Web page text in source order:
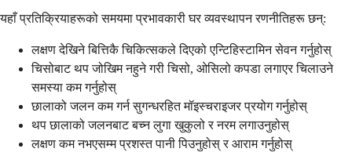
यहाँ प्रतिक्रियाहरूको समयमा प्रभावकारी घर व्यवस्थापन रणनीतिहरू छन्:
लक्षण देखिने बित्तिकै चिकित्सकले दिएको एन्टिहिस्टामिन सेवन गर्नुहोस्
चिसोबाट थप जोखिम नहुने गरी चिसो, ओसिलो कपडा लगाएर चिलाउने
समस्या कम गर्नुहोस्
छालाको जलन कम गर्न सुगन्धरहित मॉइस्चराइजर प्रयोग गर्नुहोस्
थप छालाको जलनबाट बच्न लुगा खुकुलो र नरम लगाउनुहोस्
लक्षण कम नभएसम्म प्रशस्त पानी पिउनुहोस् र आराम गर्नुहोस्